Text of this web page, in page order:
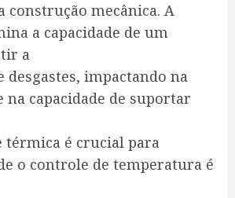
construção mecânica. A
a capacidade de um
a
desgastes, impactando na
na capacidade de suportar
térmica é crucial para
o controle de temperatura é